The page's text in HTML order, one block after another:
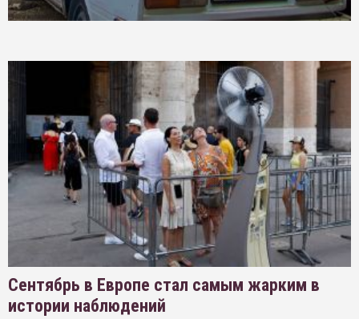
Сентябрь в Европе стал самым жарким в
истории наблюдений